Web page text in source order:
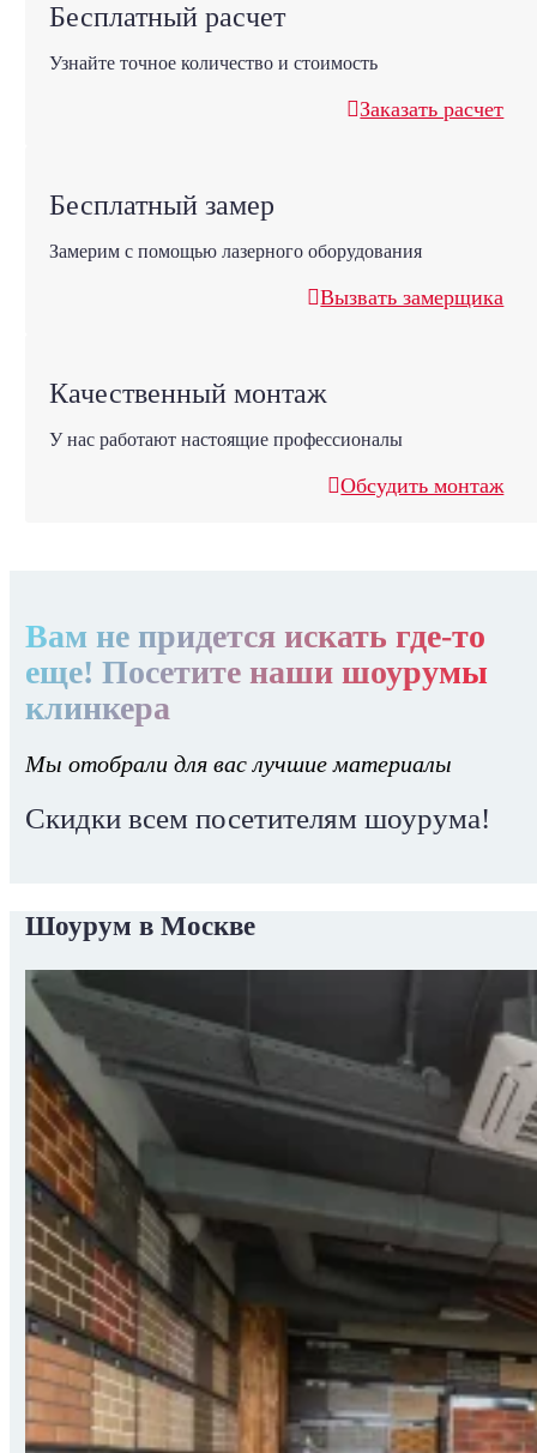
Бесплатный расчет
Узнайте точное количество и стоимость
Заказать расчет
Бесплатный замер
Замерим с помощью лазерного оборудования
Вызвать замерщика
Качественный монтаж
У нас работают настоящие профессионалы
Обсудить монтаж
Вам не придется искать где-то
еще! Посетите наши шоурумы
клинкера
Мы отобрали для вас лучшие материалы
Скидки всем посетителям шоурума!
Шоурум в Москве